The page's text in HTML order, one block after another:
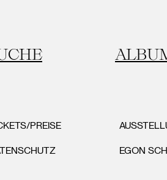
PREISE
EGON